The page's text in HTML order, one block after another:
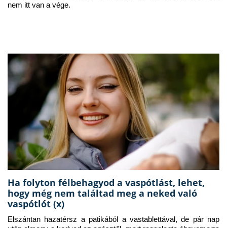
nem itt van a vége.
Ha folyton félbehagyod a vaspótlást, lehet,
hogy még nem találtad meg a neked való
vaspótlót (x)
Elszántan hazatérsz a patikából a vastablettával, de pár nap